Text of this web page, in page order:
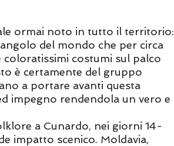
ormai noto in tutto il territorio:
del mondo che per circa
costumi sul palco
è certamente del gruppo
a portare avanti questa
impegno rendendola un vero e
a Cunardo, nei giorni 14-
impatto scenico. Moldavia,